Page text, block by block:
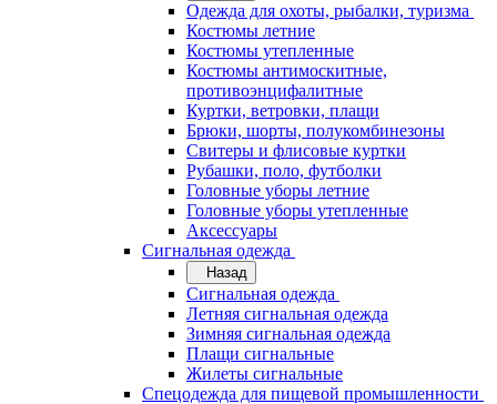
Одежда для охоты, рыбалки, туризма
Костюмы летние
Костюмы утепленные
Костюмы антимоскитные,
противоэнцифалитные
Куртки, ветровки, плащи
Брюки, шорты, полукомбинезоны
Свитеры и флисовые куртки
Рубашки, поло, футболки
Головные уборы летние
Головные уборы утепленные
Аксессуары
Сигнальная одежда
Назад
Сигнальная одежда
Летняя сигнальная одежда
Зимняя сигнальная одежда
Плащи сигнальные
Жилеты сигнальные
Спецодежда для пищевой промышленности